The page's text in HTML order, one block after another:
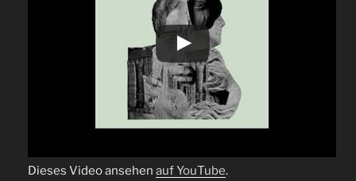
Dieses Video ansehen auf YouTube.